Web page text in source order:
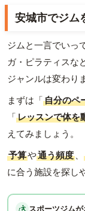
安城市でジム
ジムと一言でいっ
ガ・ピラティスな
ジャンルは変わり
まずは「自分のペ
「レッスンで体を
えてみましょう。
予算や通う頻度 、
に合う施設を探し
スポーツジム